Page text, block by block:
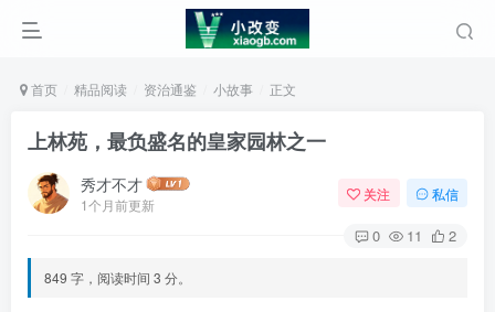
首页 精品阅读 资治通鉴 小故事 正文
上林苑，最负盛名的皇家园林之一
秀才不才
1个月前更新
关注 私信
0 11 2
849 字，阅读时间 3 分。